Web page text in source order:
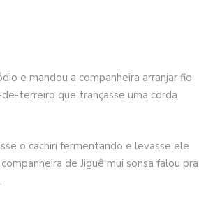
e mandou a companheira arranjar fio
terreiro que trançasse uma corda
o cachiri fermentando e levasse ele
de Jiguê mui sonsa falou pra